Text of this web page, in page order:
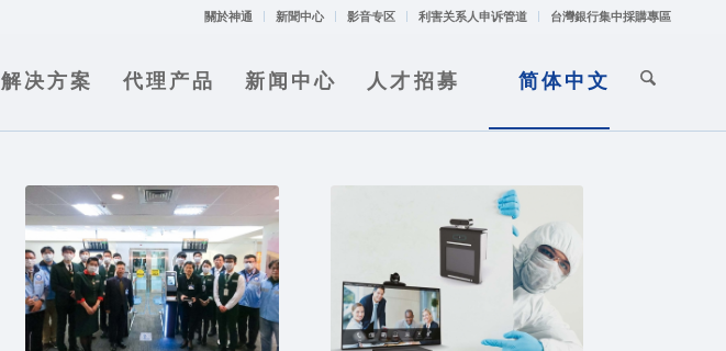
關於神通 新聞中心 影音专区 利害关系人申诉管道 台灣銀行集中採購專區
解决方案 代理产品 新闻中心 人才招募 简体中文